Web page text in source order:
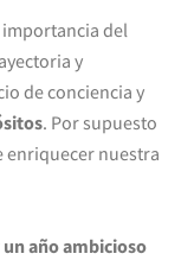
importancia del
y
de conciencia y
. Por supuesto
enriquecer nuestra
un año ambicioso